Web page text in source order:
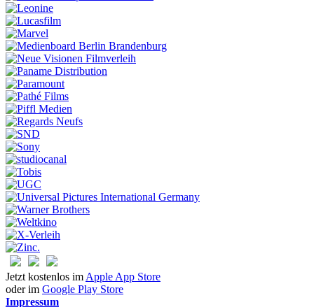
Jetzt kostenlos im Apple App Store
oder im Google Play Store
Impressum